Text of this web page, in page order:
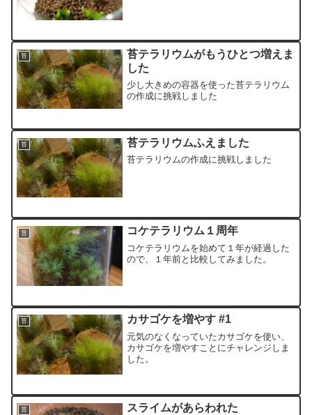
苔
苔テラリウムがもうひとつ増えま
した
少し大きめの容器を使った苔テラリウム
の作成に挑戦しました
苔 苔テラリウムふえました
苔テラリウムの作成に挑戦しました
苔 コケテラリウム１周年
コケテラリウムを始めて１年が経過した
ので、１年前と比較してみました。
苔 カサゴケを増やす #1
元気のなくなっていたカサゴケを使い、
カサゴケを増やすことにチャレンジしま
した。
苔 スライムがあらわれた